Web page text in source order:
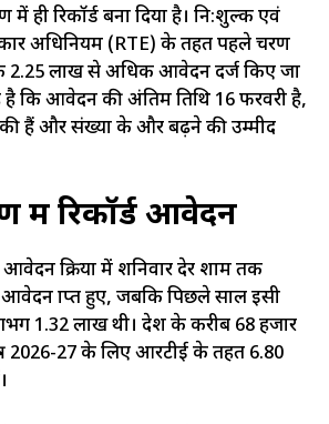
ही रिकॉर्ड बना दिया है। नि:शुल्क एवं
अधिनियम (RTE) के तहत पहले चरण
लाख से अधिक आवेदन दर्ज किए जा
कि आवेदन की अंतिम तिथि 16 फरवरी है,
हैं और संख्या के और बढ़ने की उम्मीद
में रिकॉर्ड आवेदन
प्रक्रिया में शनिवार देर शाम तक
प्राप्त हुए, जबकि पिछले साल इसी
1.32 लाख थी। प्रदेश के करीब 68 हजार
2026-27 के लिए आरटीई के तहत 6.80